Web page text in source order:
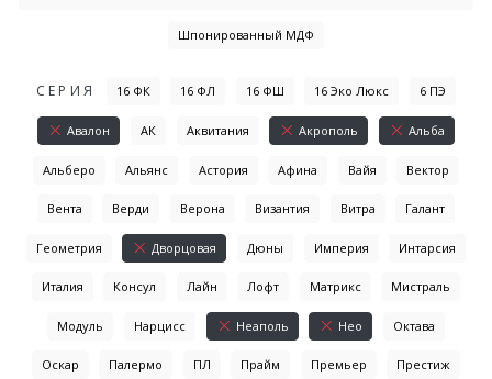
Шпонированный МДФ
СЕРИЯ 16 ФК 16 ФЛ 16 ФШ 16 Эко Люкс 6 ПЭ
Авалон АК Аквитания Акрополь Альба
Альберо Альянс Астория Афина Вайя Вектор
Вента Верди Верона Византия Витра Галант
Геометрия Дворцовая Дюны Империя Интарсия
Италия Консул Лайн Лофт Матрикс Мистраль
Модуль Нарцисс Неаполь Нео Октава
Оскар Палермо ПЛ Прайм Премьер Престиж